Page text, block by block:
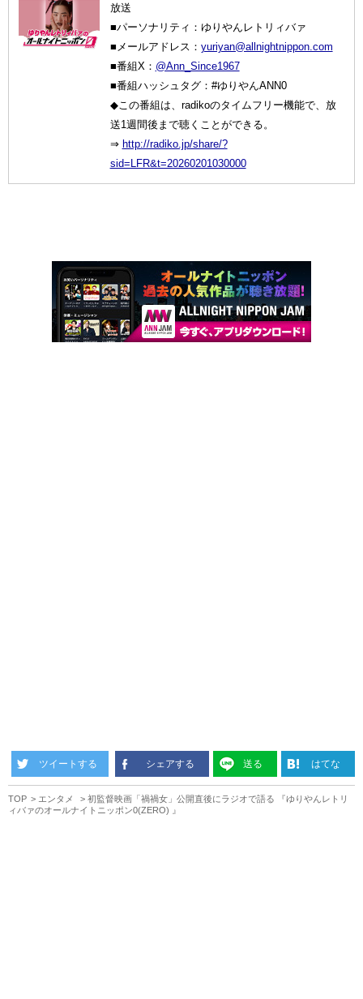
放送
■パーソナリティ：ゆりやんレトリィバァ
■メールアドレス： yuriyan@allnightnippon.com
■番組X： @Ann_Since1967
■番組ハッシュタグ：#ゆりやんANN0
◆この番組は、radikoのタイムフリー機能で、放
送1週間後まで聴くことができる。
⇒ http://radiko.jp/share/?
sid=LFR&t=20260201030000
ツイートする シェアする 送る はてな
TOP エンタメ
初監督映画「禍禍女」公開直後にラジオで語る 『ゆりやんレトリ
ィバァのオールナイトニッポン0(ZERO) 』